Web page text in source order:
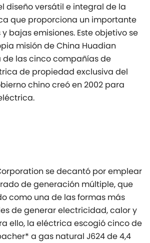
diseño versátil e integral de la
que proporciona un importante
bajas emisiones. Este objetivo se
misión de China Huadian
de las cinco compañías de
de propiedad exclusiva del
chino creó en 2002 para
se decantó por emplear
de generación múltiple, que
como una de las formas más
de generar electricidad, calor y
ello, la eléctrica escogió cinco de
a gas natural J624 de 4,4